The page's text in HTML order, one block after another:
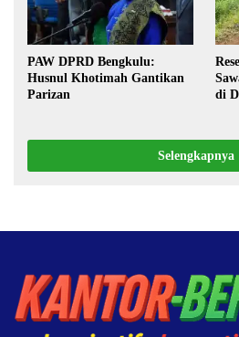
PAW DPRD Bengkulu:
Husnul Khotimah Gantikan
Parizan
di
Selengkapnya